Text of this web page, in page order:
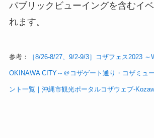
パブリックビューイングを含むイ
れます。
参考： ［8/26-8/27、9/2-9/3］コザフェス2023
OKINAWA CITY～＠コザゲート通り・コザミュ
ント一覧｜沖縄市観光ポータルコザウェブ-